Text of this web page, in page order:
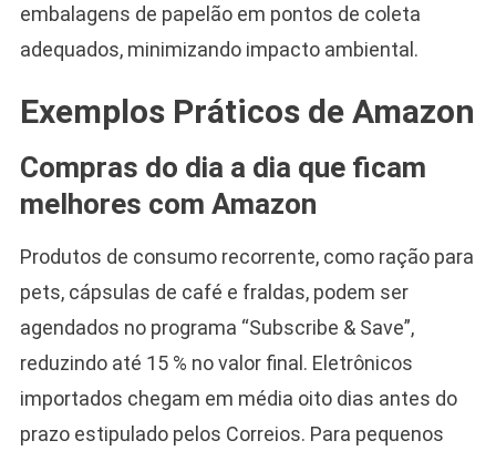
embalagens de papelão em pontos de coleta
adequados, minimizando impacto ambiental.
Exemplos Práticos de Amazon
Compras do dia a dia que ficam
melhores com Amazon
Produtos de consumo recorrente, como ração para
pets, cápsulas de café e fraldas, podem ser
agendados no programa “Subscribe & Save”,
reduzindo até 15 % no valor final. Eletrônicos
importados chegam em média oito dias antes do
prazo estipulado pelos Correios. Para pequenos